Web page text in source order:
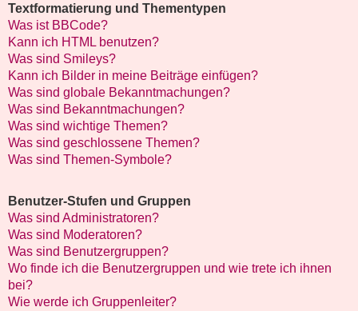
Textformatierung und Thementypen
Was ist BBCode?
Kann ich HTML benutzen?
Was sind Smileys?
Kann ich Bilder in meine Beiträge einfügen?
Was sind globale Bekanntmachungen?
Was sind Bekanntmachungen?
Was sind wichtige Themen?
Was sind geschlossene Themen?
Was sind Themen-Symbole?
Benutzer-Stufen und Gruppen
Was sind Administratoren?
Was sind Moderatoren?
Was sind Benutzergruppen?
Wo finde ich die Benutzergruppen und wie trete ich ihnen
bei?
Wie werde ich Gruppenleiter?